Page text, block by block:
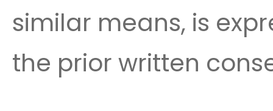
similar means, is
the prior written